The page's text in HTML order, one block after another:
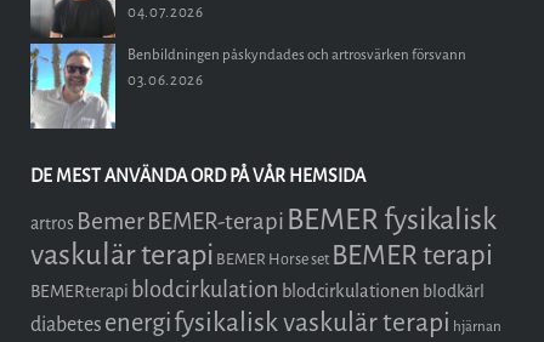
04.07.2026
Benbildningen påskyndades och artrosvärken försvann
03.06.2026
DE MEST ANVÄNDA ORD PÅ VÅR HEMSIDA
artros BemerBEMER-terapi BEMER fysikalisk
vaskulär terapi BEMER Horse set BEMER terapi
BEMERterapi blodcirkulation blodcirkulationen blodkärl
diabetesenergifysikalisk vaskulär terapi hjärnan